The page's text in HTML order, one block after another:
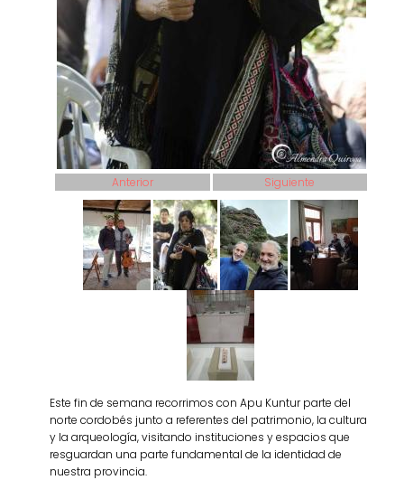
Anterior Siguiente
Este fin de semana recorrimos con Apu Kuntur parte del
norte cordobés junto a referentes del patrimonio, la cultura
y la arqueología, visitando instituciones y espacios que
resguardan una parte fundamental de la identidad de
nuestra provincia.